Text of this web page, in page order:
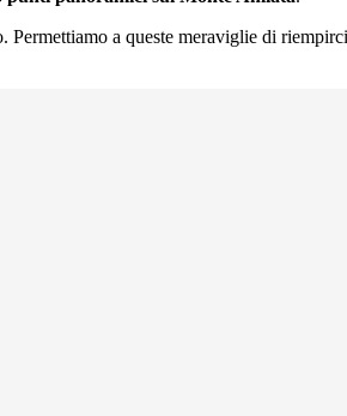
a queste meraviglie di